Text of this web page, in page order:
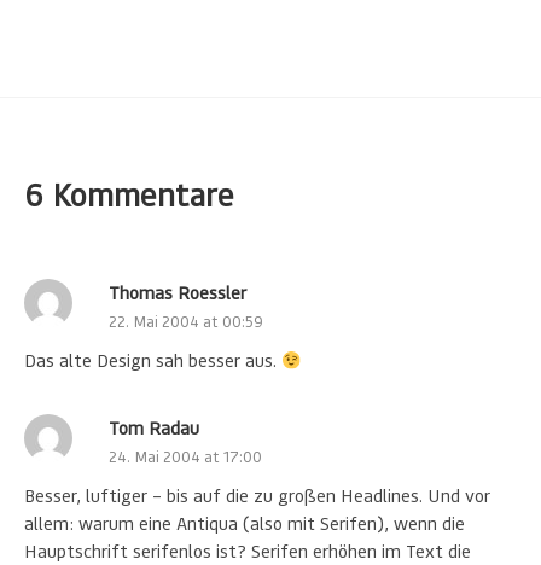
6 Kommentare
Thomas Roessler
22. Mai 2004 at 00:59
Das alte Design sah besser aus.
Tom Radau
24. Mai 2004 at 17:00
Besser, luftiger – bis auf die zu großen Headlines. Und vor
allem: warum eine Antiqua (also mit Serifen), wenn die
Hauptschrift serifenlos ist? Serifen erhöhen im Text die